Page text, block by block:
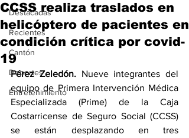
Destacadas
Recientes
Cantón
Deportes
Entretenimiento
CCSS realiza traslados en
helicóptero de pacientes en
condición crítica por covid-
19
Pérez Zeledón. Nueve integrantes del
equipo de Primera Intervención Médica
Especializada (Prime) de la Caja
Costarricense de Seguro Social (CCSS)
se están desplazando en tres